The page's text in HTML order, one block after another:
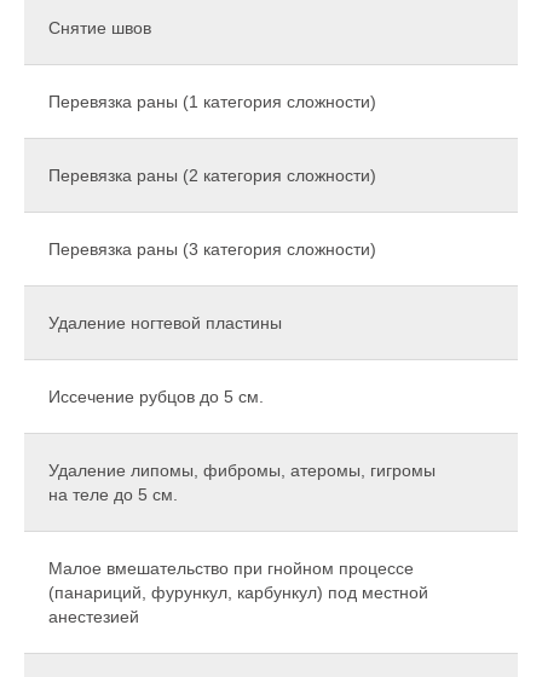
Снятие швов
Перевязка раны (1 категория сложности)
Перевязка раны (2 категория сложности)
Перевязка раны (3 категория сложности)
Удаление ногтевой пластины
Иссечение рубцов до 5 см.
Удаление липомы, фибромы, атеромы, гигромы
на теле до 5 см.
Малое вмешательство при гнойном процессе
(панариций, фурункул, карбункул) под местной
анестезией